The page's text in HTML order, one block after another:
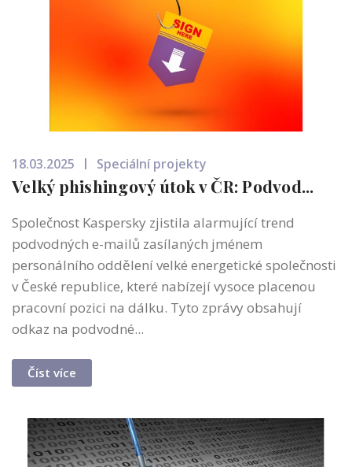
18.03.2025 Speciální projekty
Velký phishingový útok v ČR: Podvod...
Společnost Kaspersky zjistila alarmující trend
podvodných e-mailů zasílaných jménem
personálního oddělení velké energetické společnosti
v České republice, které nabízejí vysoce placenou
pracovní pozici na dálku. Tyto zprávy obsahují
odkaz na podvodné...
Číst více